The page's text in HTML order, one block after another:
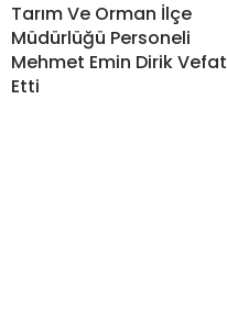
Tarım Ve Orman İlçe
Müdürlüğü Personeli
Mehmet Emin Dirik Vefat
Etti